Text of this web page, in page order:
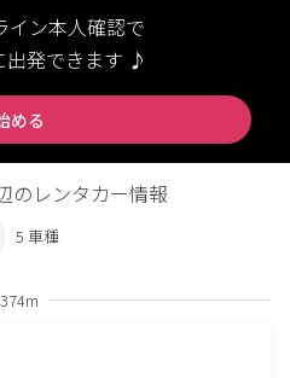
イン本人確認で
出発できます ♪
める
レンタカー情報
5 車種